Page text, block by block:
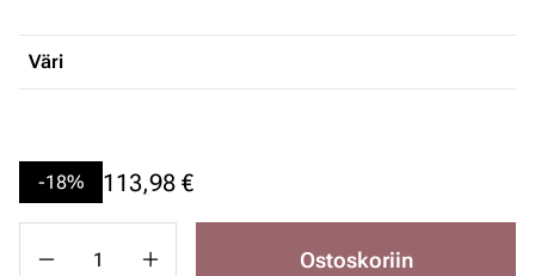
Väri
-18% 113,98 €
Ostoskoriin